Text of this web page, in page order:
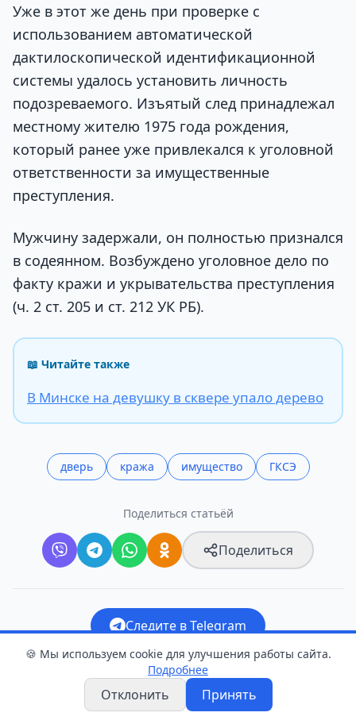
Уже в этот же день при проверке с
использованием автоматической
дактилоскопической идентификационной
системы удалось установить личность
подозреваемого. Изъятый след принадлежал
местному жителю 1975 года рождения,
который ранее уже привлекался к уголовной
ответственности за имущественные
преступления.
Мужчину задержали, он полностью признался
в содеянном. Возбуждено уголовное дело по
факту кражи и укрывательства преступления
(ч. 2 ст. 205 и ст. 212 УК РБ).
📖 Читайте также
В Минске на девушку в сквере упало дерево
дверь кража имущество ГКСЭ
Поделиться статьёй
Поделиться
Следите в Telegram
Прислать новость
🍪 Мы используем cookie для улучшения работы сайта.
Подробнее
Отклонить Принять